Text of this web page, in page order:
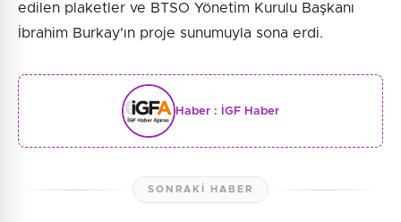
edilen plaketler ve BTSO Yönetim Kurulu Başkanı
İbrahim Burkay'ın proje sunumuyla sona erdi.
Haber : İGF Haber
SONRAKI HABER